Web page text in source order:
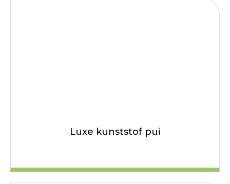
Luxe kunststof pui